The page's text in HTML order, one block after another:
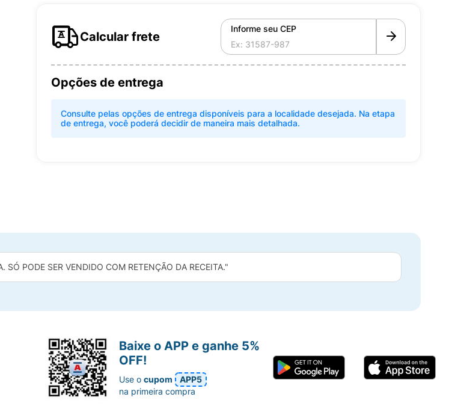
Calcular frete
Informe seu CEP
Opções de entrega
Consulte pelas opções de entrega disponíveis para a localidade desejada. Na etapa
de entrega, você poderá decidir de maneira mais detalhada.
SÓ PODE SER VENDIDO COM RETENÇÃO DA RECEITA."
Baixe o APP e ganhe 5%
OFF!
Use ocupom
APP5
na primeira compra